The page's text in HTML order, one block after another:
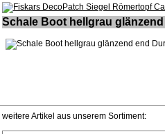
Schale Boot hellgrau
weitere Artikel aus unserem Sortiment: